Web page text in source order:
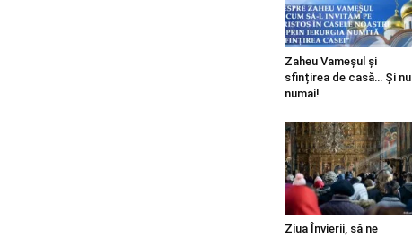
Zaheu Vameșul și
sfințirea de casă… Și nu
numai!
Ziua Învierii, să ne